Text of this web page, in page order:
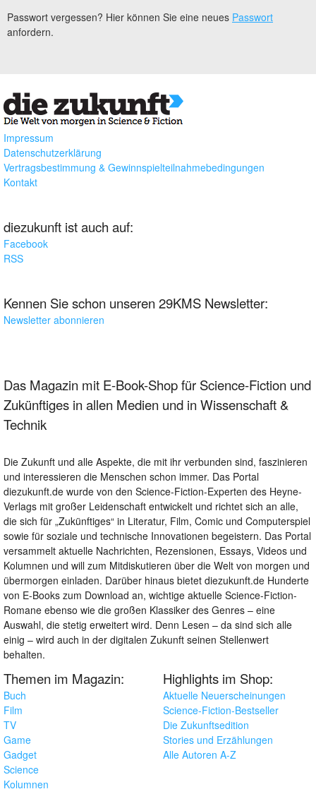
Passwort vergessen? Hier können Sie eine neues Passwort
anfordern.
Impressum
Datenschutzerklärung
Vertragsbestimmung & Gewinnspielteilnahmebedingungen
Kontakt
diezukunft ist auch auf:
Facebook
RSS
Kennen Sie schon unseren 29KMS Newsletter:
Newsletter abonnieren
Das Magazin mit E-Book-Shop für Science-Fiction und
Zukünftiges in allen Medien und in Wissenschaft &
Technik
Die Zukunft und alle Aspekte, die mit ihr verbunden sind, faszinieren
und interessieren die Menschen schon immer. Das Portal
diezukunft.de wurde von den Science-Fiction-Experten des Heyne-
Verlags mit großer Leidenschaft entwickelt und richtet sich an alle,
die sich für „Zukünftiges“ in Literatur, Film, Comic und Computerspiel
sowie für soziale und technische Innovationen begeistern. Das Portal
versammelt aktuelle Nachrichten, Rezensionen, Essays, Videos und
Kolumnen und will zum Mitdiskutieren über die Welt von morgen und
übermorgen einladen. Darüber hinaus bietet diezukunft.de Hunderte
von E-Books zum Download an, wichtige aktuelle Science-Fiction-
Romane ebenso wie die großen Klassiker des Genres – eine
Auswahl, die stetig erweitert wird. Denn Lesen – da sind sich alle
einig – wird auch in der digitalen Zukunft seinen Stellenwert
behalten.
Themen im Magazin:
Buch
Film
TV
Game
Gadget
Science
Kolumnen
Highlights im Shop:
Aktuelle Neuerscheinungen
Science-Fiction-Bestseller
Die Zukunftsedition
Stories und Erzählungen
Alle Autoren A-Z